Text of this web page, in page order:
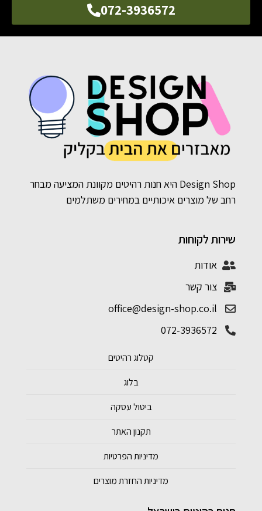
072-3936572
Design Shop היא חנות רהיטים מקוונת המציעה מבחר
רחב של מוצרים איכותיים במחירים משתלמים
שירות לקוחות
אודות
צור קשר
office@design-shop.co.il
072-3936572
קטלוג רהיטים
בלוג
ביטול עסקה
תקנון האתר
מדיניות הפרטיות
מדיניות החזרת מוצרים